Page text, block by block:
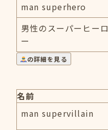
man superhero
男性のスーパーヒーロ
ー
の詳細を見る
名前
man supervillain